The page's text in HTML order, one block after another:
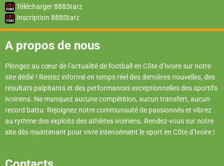
Télécharger 888Starz
Inscription 888Starz
A propos de nous
Plongez au cœur de l’actualité de football en Côte d’Ivoire sur notre
site dédié ! Restez informé en temps réel des dernières nouvelles, des
résultats palpitants et des performances exceptionnelles des sportifs
ivoiriens. Ne manquez aucune compétition, aucun transfert, aucun
record battu. Rejoignez notre communauté de passionnés et vibrez
au rythme des exploits des athlètes ivoiriens. Rendez-vous sur notre
site dès maintenant pour vivre intensément le sport en Côte d’Ivoire !